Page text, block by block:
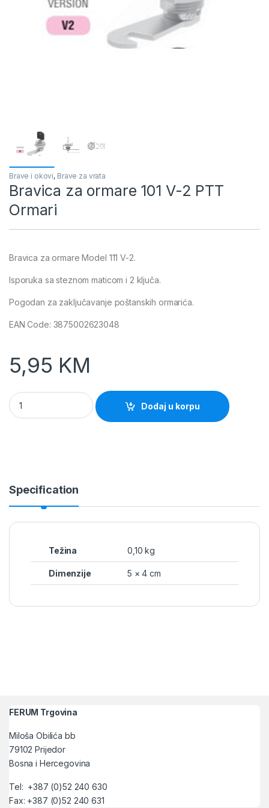
Brave i okovi, Brave za vrata
Bravica za ormare 101 V-2 PTT
Ormari
Bravica za ormare Model 111 V-2.
Isporuka sa steznom maticom i 2 ključa.
Pogodan za zaključavanje poštanskih ormarića.
EAN Code: 3875002623048
5,95 KM
Bravica za ormare 101 V-2 PTT Ormari quantity
Dodaj u korpu
Specification
Težina 0,10 kg
Dimenzije 5 × 4 cm
FERUM Trgovina
Miloša Obilića bb
79102 Prijedor
Bosna i Hercegovina
Tel: +387 (0)52 240 630
Fax: +387 (0)52 240 631